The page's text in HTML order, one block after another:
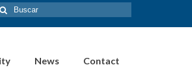
News Contact